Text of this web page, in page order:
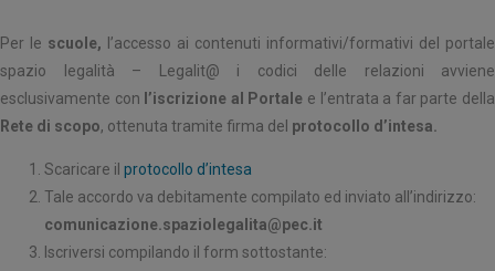
Per le scuole, l’accesso ai contenuti informativi/formativi del portale
spazio legalità – Legalit@ i codici delle relazioni avviene
esclusivamente con l’iscrizione al Portale e l’entrata a far parte della
Rete di scopo, ottenuta tramite firma del protocollo d’intesa.
Scaricare il protocollo d’intesa
Tale accordo va debitamente compilato ed inviato all’indirizzo:
comunicazione.spaziolegalita@pec.it
Iscriversi compilando il form sottostante: